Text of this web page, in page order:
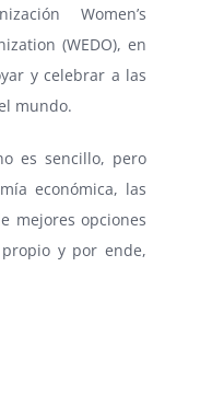
Women’s
(WEDO), en
y celebrar a las
mundo.
es sencillo, pero
económica, las
mejores opciones
y por ende,